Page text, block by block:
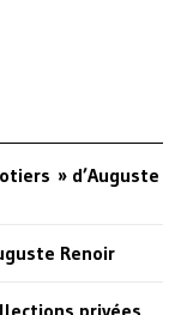
» d’Auguste
Renoir
privées